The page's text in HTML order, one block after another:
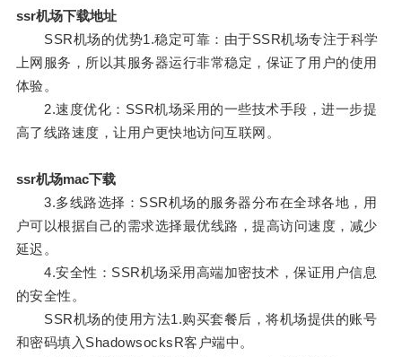
ssr机场下载地址
SSR机场的优势1.稳定可靠：由于SSR机场专注于科学
上网服务，所以其服务器运行非常稳定，保证了用户的使用
体验。
2.速度优化：SSR机场采用的一些技术手段，进一步提
高了线路速度，让用户更快地访问互联网。
ssr机场mac下载
3.多线路选择：SSR机场的服务器分布在全球各地，用
户可以根据自己的需求选择最优线路，提高访问速度，减少
延迟。
4.安全性：SSR机场采用高端加密技术，保证用户信息
的安全性。
SSR机场的使用方法1.购买套餐后，将机场提供的账号
和密码填入ShadowsocksR客户端中。